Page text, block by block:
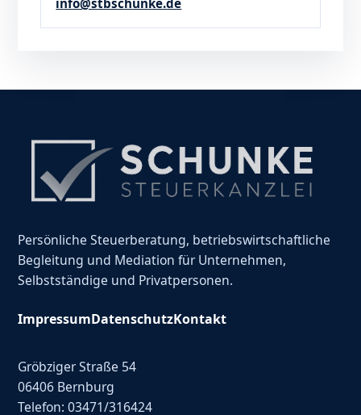
info@stbschunke.de
Persönliche Steuerberatung, betriebswirtschaftliche
Begleitung und Mediation für Unternehmen,
Selbstständige und Privatpersonen.
ImpressumDatenschutzKontakt
Gröbziger Straße 54
06406 Bernburg
Telefon: 03471/316424